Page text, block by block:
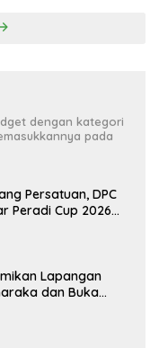
dengan kategori
pada
Persatuan, DPC
Peradi Cup 2026
Lapangan
dan Buka